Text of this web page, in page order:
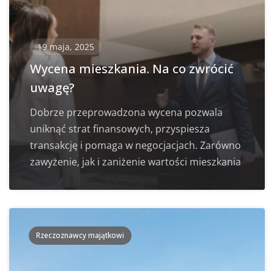
19 maja, 2025
Wycena mieszkania. Na co zwrócić
uwagę?
Dobrze przeprowadzona wycena pozwala
uniknąć strat finansowych, przyspiesza
transakcję i pomaga w negocjacjach. Zarówno
zawyżenie, jak i zaniżenie wartości mieszkania
Rzeczoznawcy majątkowi